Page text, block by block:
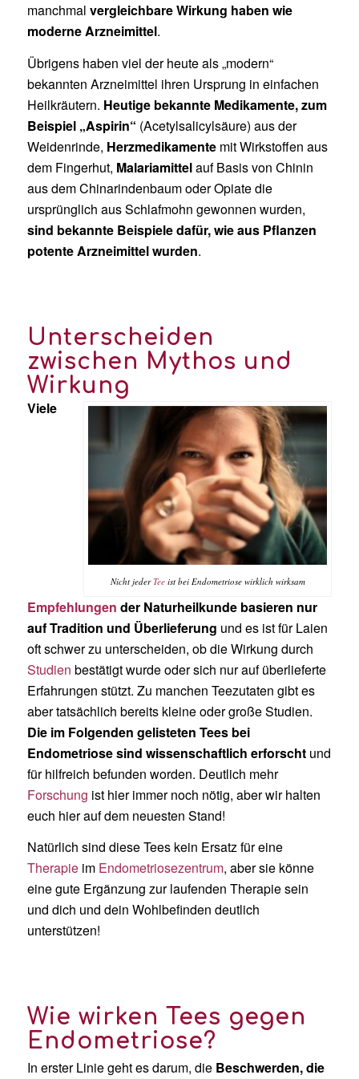
manchmal vergleichbare Wirkung haben wie
moderne Arzneimittel.
Übrigens haben viel der heute als „modern“
bekannten Arzneimittel ihren Ursprung in einfachen
Heilkräutern. Heutige bekannte Medikamente, zum
Beispiel „Aspirin“ (Acetylsalicylsäure) aus der
Weidenrinde, Herzmedikamentemit Wirkstoffen aus
dem Fingerhut, Malariamittelauf Basis von Chinin
aus dem Chinarindenbaum oder Opiate die
ursprünglich aus Schlafmohn gewonnen wurden,
sind bekannte Beispiele dafür, wie aus Pflanzen
potente Arzneimittel wurden.
Unterscheiden
zwischen Mythos und
Wirkung
Nicht jederTeeist bei Endometriose wirklich wirksam
Viele
Empfehlungen der Naturheilkunde basieren nur
auf Tradition und Überlieferung und es ist für Laien
oft schwer zu unterscheiden, ob die Wirkung durch
Studien bestätigt wurde oder sich nur auf überlieferte
Erfahrungen stützt. Zu manchen Teezutaten gibt es
aber tatsächlich bereits kleine oder große Studien.
Die im Folgenden gelisteten Tees bei
Endometriose sind wissenschaftlich erforschtund
für hilfreich befunden worden. Deutlich mehr
Forschung ist hier immer noch nötig, aber wir halten
euch hier auf dem neuesten Stand!
Natürlich sind diese Tees kein Ersatz für eine
Therapieim Endometriosezentrum, aber sie könne
eine gute Ergänzung zur laufenden Therapie sein
und dich und dein Wohlbefinden deutlich
unterstützen!
Wie wirken Tees gegen
Endometriose?
In erster Linie geht es darum, die Beschwerden, die